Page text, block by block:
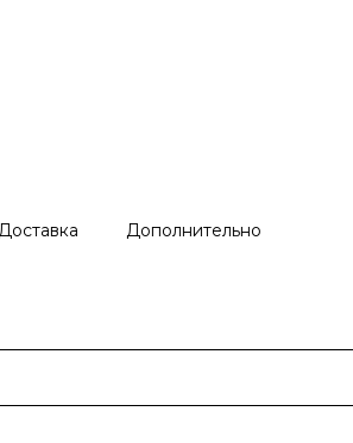
Доставка Дополнительно